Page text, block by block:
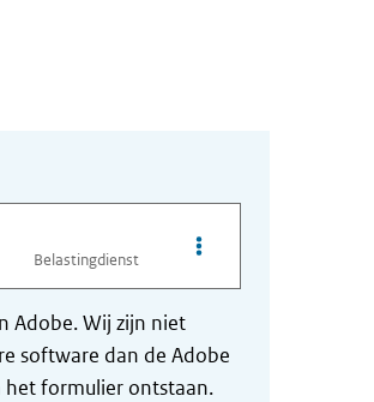
Belastingdienst
Opties van bestand
Adobe. Wij zijn niet
software dan de Adobe
het formulier ontstaan.